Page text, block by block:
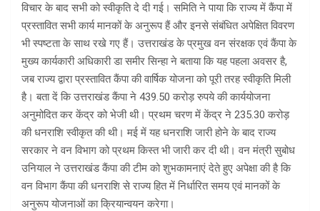
विचार के बाद सभी को स्वीकृति दे दी गई। समिति ने पाया कि राज्य में कैंपा में
प्रस्तावित सभी कार्य मानकों के अनुरूप हैं और इनसे संबंधित अपेक्षित विवरण
भी स्पष्टता के साथ रखे गए हैं। उत्तराखंड के प्रमुख वन संरक्षक एवं कैंपा के
मुख्य कार्यकारी अधिकारी डा समीर सिन्हा ने बताया कि यह पहला अवसर है,
जब राज्य द्वारा प्रस्तावित कैंपा की वार्षिक योजना को पूरी तरह स्वीकृति मिली
है। बता दें कि उत्तराखंड कैंपा ने 439.50 करोड़ रुपये की कार्ययोजना
अनुमोदित कर केंद्र को भेजी थी। प्रथम चरण में केंद्र ने 235.30 करोड़
की धनराशि स्वीकृत की थी। मई में यह धनराशि जारी होने के बाद राज्य
सरकार ने वन विभाग को प्रथम किस्त भी जारी कर दी थी। वन मंत्री सुबोध
उनियाल ने उत्तराखंड कैंपा की टीम को शुभकामनाएं देते हुए अपेक्षा की है कि
वन विभाग कैंपा की धनराशि से राज्य हित में निर्धारित समय एवं मानकों के
अनुरूप योजनाओं का क्रियान्वयन करेगा।